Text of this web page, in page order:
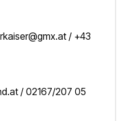
/ +43
/ 02167/207 05